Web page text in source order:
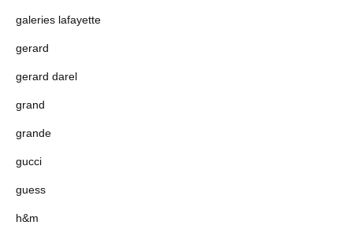
galeries lafayette
gerard
gerard darel
grand
grande
gucci
guess
h&m